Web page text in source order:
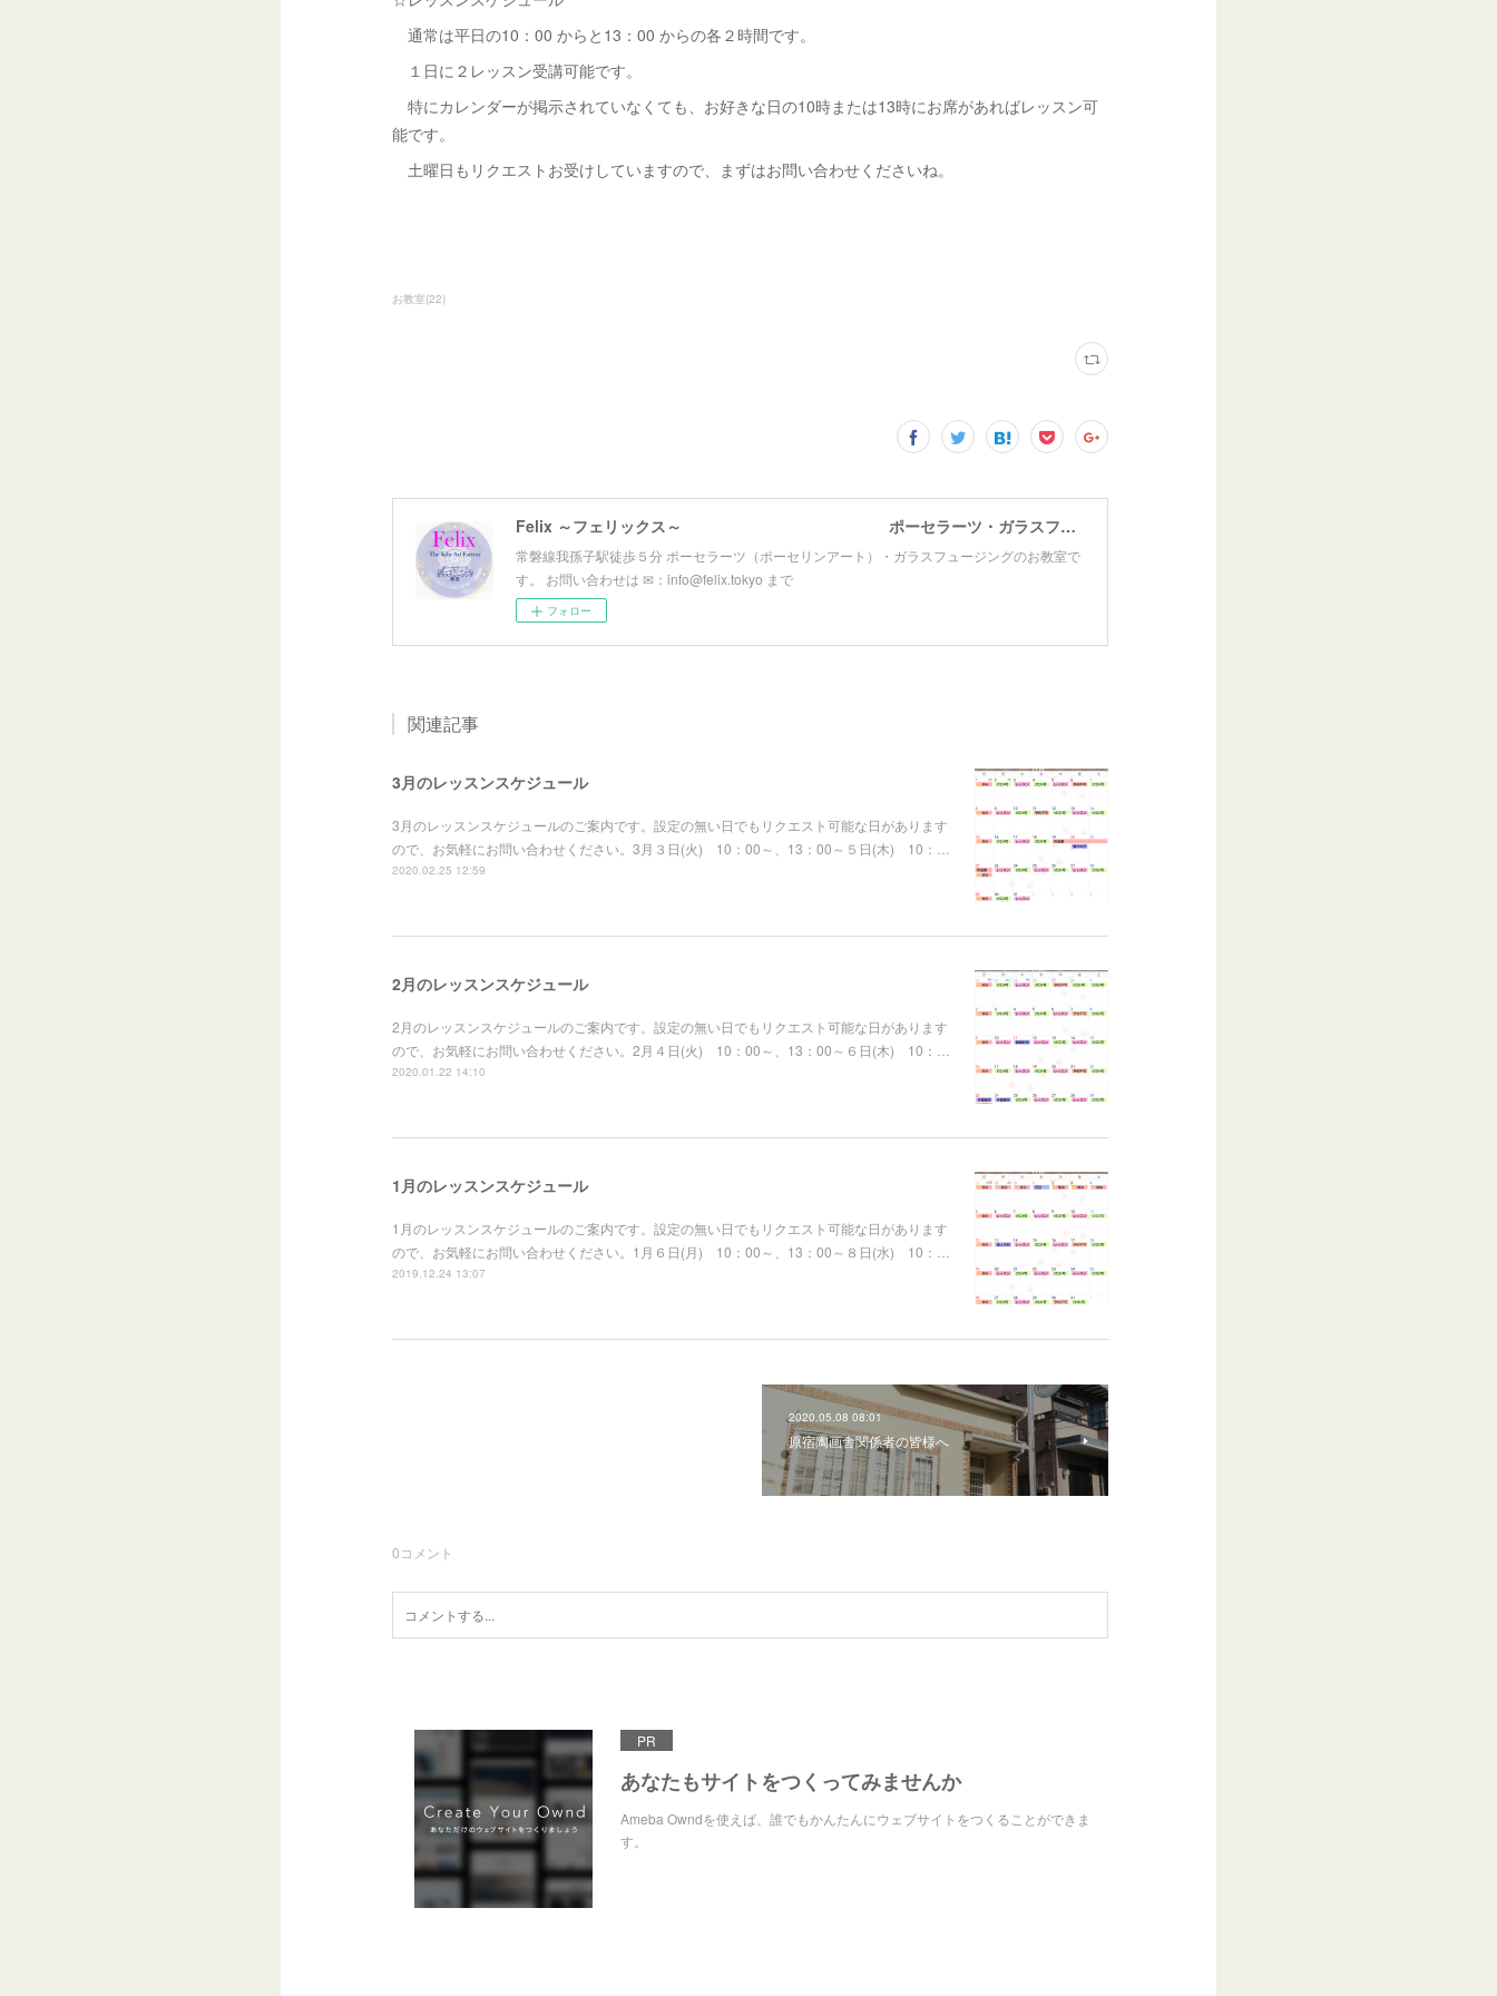
通常は平日の10：00 からと13：00 からの各２時間です。
１日に２レッスン受講可能です。
特にカレンダーが掲示されていなくても、お好きな日の10時または13時にお席があればレッスン可
能です。
土曜日もリクエストお受けしていますので、まずはお問い合わせくださいね。
お教室(22)
Felix ～フェリックス～ ポーセラーツ・ガラスフュージング教室
常磐線我孫子駅徒歩５分 ポーセラーツ（ポーセリンアート）・ガラスフュージングのお教室で
す。 お問い合わせは ✉：info@felix.tokyo まで
フォロー
関連記事
3月のレッスンスケジュール
3月のレッスンスケジュールのご案内です。設定の無い日でもリクエスト可能な日があります
ので、お気軽にお問い合わせください。3月３日(火) 10：00～、13：00～５日(木) 10：…
2020.02.25 12:59
2月のレッスンスケジュール
2月のレッスンスケジュールのご案内です。設定の無い日でもリクエスト可能な日があります
ので、お気軽にお問い合わせください。2月４日(火) 10：00～、13：00～６日(木) 10：…
2020.01.22 14:10
1月のレッスンスケジュール
1月のレッスンスケジュールのご案内です。設定の無い日でもリクエスト可能な日があります
ので、お気軽にお問い合わせください。1月６日(月) 10：00～、13：00～８日(水) 10：…
2019.12.24 13:07
2020.05.08 08:01
原宿陶画舎関係者の皆様へ
0コメント
PR
あなたもサイトをつくってみませんか
Ameba Owndを使えば、誰でもかんたんにウェブサイトをつくることができま
す。